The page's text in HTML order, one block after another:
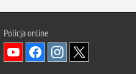
Policja online